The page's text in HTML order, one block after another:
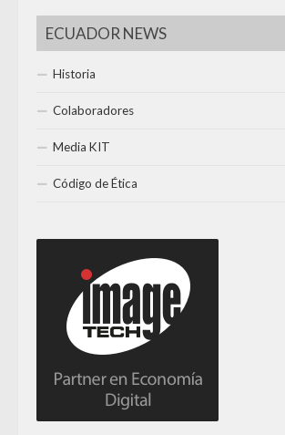
ECUADOR NEWS
Historia
Colaboradores
Media KIT
Código de Ética